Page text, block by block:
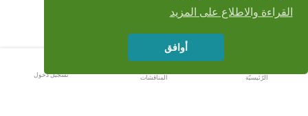
القراءة والاطلاع على المزيد
أوافق
الرّئيسيّة المناقشات تسجيل دخول